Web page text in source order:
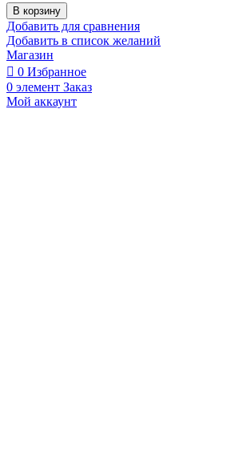
Количество
товара
Скутер
Regulmoto
GRIDO
(LJ175T-
18)
с
В корзину
Добавить для сравнения
Добавить в список желаний
Магазин
0 Избранное
0 элемент Заказ
Мой аккаунт